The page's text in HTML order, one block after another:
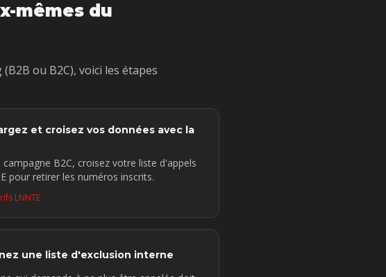
mêmes du
ou B2C), voici les étapes
et croisez vos données avec la
campagne B2C, croisez votre liste d'appels
pour retirer les numéros inscrits.
LNNTE
une liste d'exclusion interne